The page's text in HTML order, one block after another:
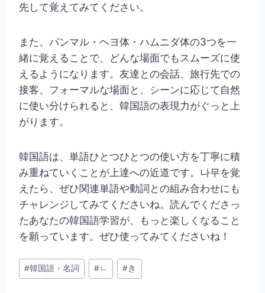
先して覚えてみてください。
また、パンマル・ヘヨ体・ハムニダ体の3つを一
緒に覚えることで、どんな場面でもスムーズに使
えるようになります。友達との会話、旅行先での
接客、フォーマルな場面と、シーンに応じて自然
に使い分けられると、韓国語の表現力がぐっと上
がります。
韓国語は、単語ひとつひとつの使い方を丁寧に積
み重ねていくことが上達への近道です。나무を覚
えたら、ぜひ関連単語や動詞との組み合わせにも
チャレンジしてみてくださいね。読んでくださっ
たあなたの韓国語学習が、もっと楽しくなること
を願っています。ぜひ使ってみてくださいね！
投
稿
#韓国語・名詞 #ㄴ #き